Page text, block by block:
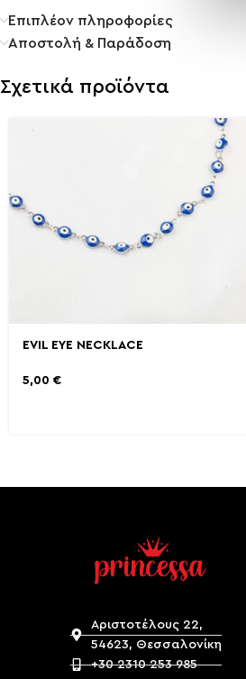
Επιπλέον πληροφορίες
Αποστολή & Παράδοση
Σχετικά προϊόντα
EVIL EYE NECKLACE
5,00 €
Αριστοτέλους 22,
54623, Θεσσαλονίκη
+30 2310 253 985